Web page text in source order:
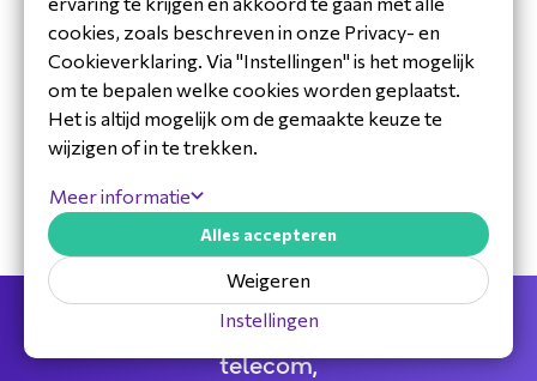
30 jaar ervaring in de branche
Toegewijd Nederlands service- en
ondersteuningsteam
Specialistische distributeur
Jouw full service distributeur voor alle
telecom,
cookies, zoals beschreven in onze Privacy- en
Cookieverklaring. Via "Instellingen" is het mogelijk
om te bepalen welke cookies worden geplaatst.
Het is altijd mogelijk om de gemaakte keuze te
wijzigen of in te trekken.
Meer informatie
Instellingen
Weigeren
Alles accepteren